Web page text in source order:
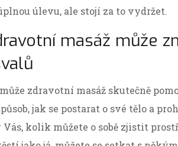
úlevu, ale stojí za to vydržet.
masáž může
zdravotní masáž skutečně
jak se postarat o své tělo a
kolik můžete o sobě zjistit